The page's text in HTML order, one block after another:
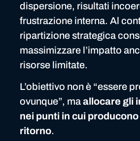
dispersione, risultati
frustrazione interna. Al
ripartizione strategica
massimizzare l’impatto
risorse limitate.
L’obiettivo non è “essere
ovunque”, maallocare gli
nei punti in cui
ritorno.